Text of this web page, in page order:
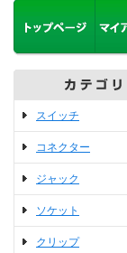
スイッチ
コネクター
ジャック
ソケット
クリップ